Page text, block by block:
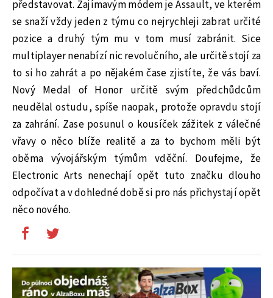
představovat. Zajímavým módem je Assault, ve kterém
se snaží vždy jeden z týmu co nejrychleji zabrat určité
pozice a druhý tým mu v tom musí zabránit. Sice
multiplayer nenabízí nic revolučního, ale určitě stojí za
to si ho zahrát a po nějakém čase zjistíte, že vás baví.
Nový Medal of Honor určitě svým předchůdcům
neudělal ostudu, spíše naopak, protože opravdu stojí
za zahrání. Zase posunul o kousíček zážitek z válečné
vřavy o něco blíže realitě a za to bychom měli být
oběma vývojářským týmům vděční. Doufejme, že
Electronic Arts nenechají opět tuto značku dlouho
odpočívat a v dohledné době si pro nás přichystají opět
něco nového.